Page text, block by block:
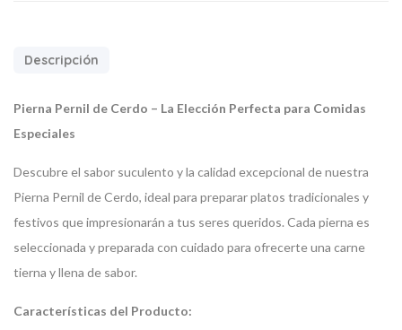
Descripción
Pierna Pernil de Cerdo – La Elección Perfecta para Comidas
Especiales
Descubre el sabor suculento y la calidad excepcional de nuestra
Pierna Pernil de Cerdo, ideal para preparar platos tradicionales y
festivos que impresionarán a tus seres queridos. Cada pierna es
seleccionada y preparada con cuidado para ofrecerte una carne
tierna y llena de sabor.
Características del Producto: